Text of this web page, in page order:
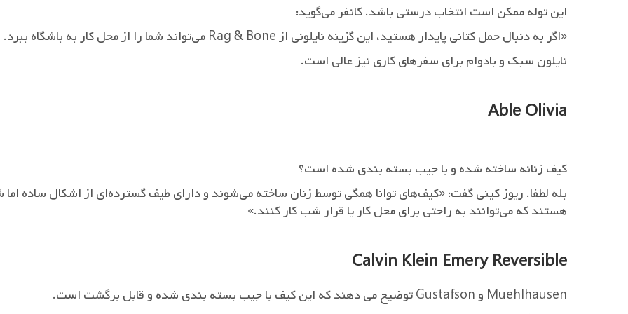
این توله ممکن است انتخاب درستی باشد. کانفر می‌گوید:
«اگر به دنبال حمل کتانی پایدار هستید، این گزینه نایلونی از Rag & Bone می‌تواند شما را از محل کار به باشگاه ببرد.
نایلون سبک و بادوام برای سفرهای کاری نیز عالی است.
Able Olivia
کیف زنانه ساخته شده و با جیب بسته بندی شده است؟
بله لطفا. ریوز کینی گفت: «کیف‌های توانا همگی توسط زنان ساخته می‌شوند و دارای طیف گسترده‌ای از اشکال ساده
هستند که می‌توانند به راحتی برای محل کار یا قرار شب کار کنند.»
Calvin Klein Emery Reversible
Muehlhausen و Gustafson توضیح می دهند که این کیف با جیب بسته بندی شده و قابل برگشت است.